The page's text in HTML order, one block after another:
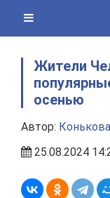
content
Жители
осенью
Автор:
25.08.2024